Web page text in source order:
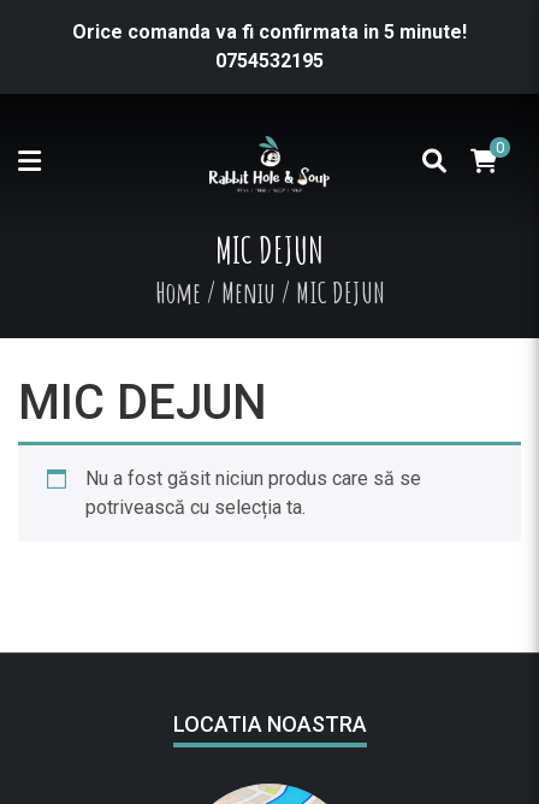
Orice comanda va fi confirmata in 5 minute!
0754532195
0
MIC DEJUN
Home / Meniu / MIC DEJUN
MIC DEJUN
Nu a fost găsit niciun produs care să se
potrivească cu selecția ta.
LOCATIA NOASTRA